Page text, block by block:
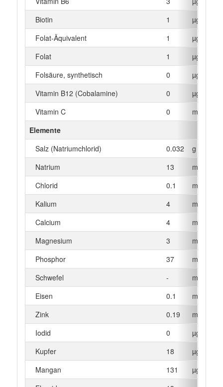
Biotin
1
µg
Folat-Äquivalent
1
µg
Folat
1
µg
Folsäure, synthetisch
0
µg
Vitamin B12 (Cobalamine)
0
µg
Vitamin C
0
mg
Elemente
Salz (Natriumchlorid)
0.032
g
Natrium
13
mg
Chlorid
0.1
mg
Kalium
4
mg
Calcium
4
mg
Magnesium
3
mg
Phosphor
37
mg
Schwefel
-
mg
Eisen
0.1
mg
Zink
0.19
mg
Iodid
0
µg
Kupfer
18
µg
Mangan
131
µg